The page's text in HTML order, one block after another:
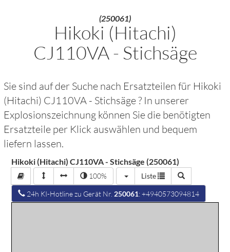
(250061)
Hikoki (Hitachi)
CJ110VA - Stichsäge
Sie sind auf der Suche nach Ersatzteilen für Hikoki
(Hitachi) CJ110VA - Stichsäge? In unserer
Explosionszeichnung können Sie die benötigten
Ersatzteile per Klick auswählen und bequem
liefern lassen.
Hikoki (Hitachi) CJ110VA - Stichsäge (250061)
100% Liste
24h KI-Hotline zu Gerät Nr. 250061: +4940573094814